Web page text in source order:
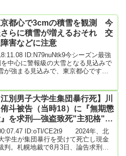
都心で3cmの積雪を観測 今
らに積雪が増えるおそれ 交
害などに注意
ID:N79nuNtk9今シーズン最強
中心に警報級の大雪となる見込みで
が強まる見込みで、東京都心ですで
で21cmなどとなっています。8日は
特に北陸から山陰を中心に警報級の
江別男子大学生集団暴行死】川
侑斗被告（当時18）に『無期懲
を求刑―強盗致死"主犯格"の
少年
ID:oTl/CE2t9 2024年、北
学生が集団暴行を受けて死亡し現金
。札幌地裁で8月3日、論告求刑公